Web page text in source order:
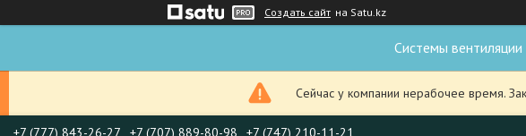
Создать сайт на Satu.kz
Системы
Сейчас у компании нерабочее время.
+7 (777) 843-26-27 +7 (707) 889-80-98 +7 (747) 210-11-21